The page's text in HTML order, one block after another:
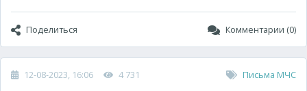
Поделиться Комментарии (0)
12-08-2023, 16:06 4 731 Письма МЧС